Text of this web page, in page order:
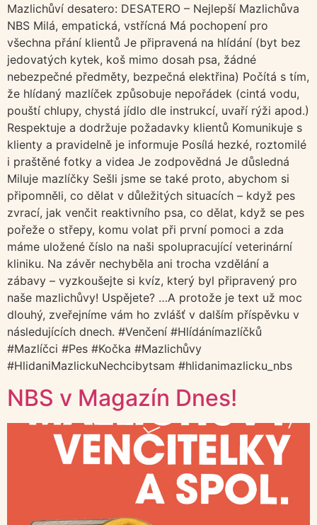
Mazlichůví desatero: DESATERO – Nejlepší Mazlichůva
NBS Milá, empatická, vstřícná Má pochopení pro
všechna přání klientů Je připravená na hlídání (byt bez
jedovatých kytek, koš mimo dosah psa, žádné
nebezpečné předměty, bezpečná elektřina) Počítá s tím,
že hlídaný mazlíček způsobuje nepořádek (cintá vodu,
pouští chlupy, chystá jídlo dle instrukcí, uvaří rýži apod.)
Respektuje a dodržuje požadavky klientů Komunikuje s
klienty a pravidelně je informuje Posílá hezké, roztomilé
i praštěné fotky a videa Je zodpovědná Je důsledná
Miluje mazlíčky Sešli jsme se také proto, abychom si
připomněli, co dělat v důležitých situacích – když pes
zvrací, jak venčit reaktivního psa, co dělat, když se pes
pořeže o střepy, komu volat při první pomoci a zda
máme uložené číslo na naši spolupracující veterinární
kliniku. Na závěr nechyběla ani trocha vzdělání a
zábavy – vyzkoušejte si kvíz, který byl připravený pro
naše mazlichůvy! Uspějete? …A protože je text už moc
dlouhý, zveřejníme vám ho zvlášť v dalším příspěvku v
následujících dnech. #Venčení #Hlídánímazlíčků
#Mazlíčci #Pes #Kočka #Mazlichůvy
#HlidaniMazlickuNechcibytsam #hlidanimazlicku_nbs
NBS v Magazín Dnes!